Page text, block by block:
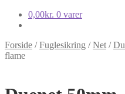
0,00kr. 0 varer
Forside /Fuglesikring /Net /
flame